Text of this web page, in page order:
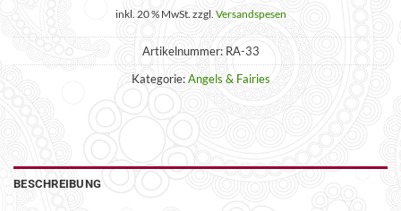
inkl. 20 % MwSt. zzgl. Versandspesen
Artikelnummer: RA-33
Kategorie:Angels & Fairies
BESCHREIBUNG